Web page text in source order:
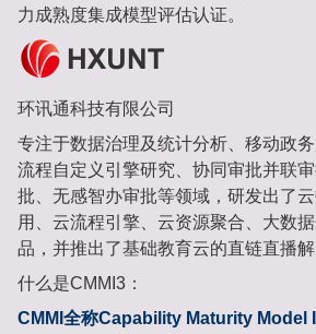
力成熟度集成模型评估认证。
环讯通科技有限公司
专注于数据治理及统计分析、移动政
流程自定义引擎研究、协同审批并联
批、无感智办审批等领域，研发出了
用、云流程引擎、云资源聚合、大数
品，并推出了基础教育云的直链直播解
什么是CMMI3：
CMMI全称Capability Maturity Model